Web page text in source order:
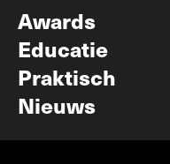
Awards
Educatie
Praktisch
Nieuws